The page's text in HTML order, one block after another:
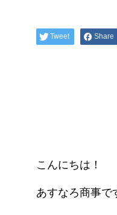
Tweet Share
こんにちは！
あすなろ商事で